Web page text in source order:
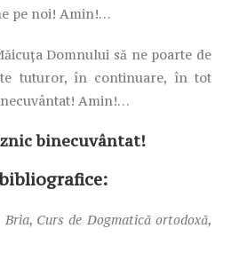
pe noi! Amin!…
Domnului să ne poarte de
tuturor, în continuare, în tot
Amin!…
binecuvântat!
Curs de Dogmatică ortodoxă,